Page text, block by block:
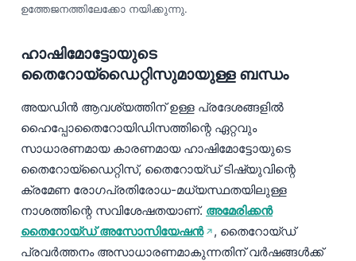
ഉത്തേജനത്തിലേക്കോ നയിക്കുന്നു.
ഹാഷിമോട്ടോയുടെ
തൈറോയ്ഡൈറ്റിസുമായുള്ള ബന്ധം
അയഡിൻ ആവശ്യത്തിന് ഉള്ള പ്രദേശങ്ങളിൽ
ഹൈപ്പോതൈറോയിഡിസത്തിന്റെ ഏറ്റവും
സാധാരണമായ കാരണമായ ഹാഷിമോട്ടോയുടെ
തൈറോയ്ഡൈറ്റിസ്, തൈറോയ്ഡ് ടിഷ്യുവിന്റെ
ക്രമേണ രോഗപ്രതിരോധ-മധ്യസ്ഥതയിലുള്ള
നാശത്തിന്റെ സവിശേഷതയാണ്. അമേരിക്കൻ
തൈറോയ്ഡ് അസോസിയേഷൻ
, തൈറോയ്ഡ്
പ്രവർത്തനം അസാധാരണമാകുന്നതിന് വർഷങ്ങൾക്ക്
Հայերեն
Íslenska
Српски језик
Svenska
Bosanski
Azərbaycan dili
日本語
ქართული